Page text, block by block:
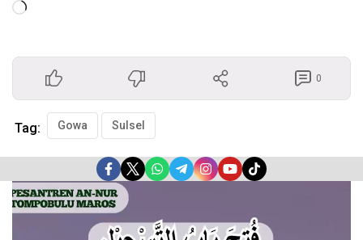
Memuat...
0
Tag: Gowa Sulsel
Pemutar
Video